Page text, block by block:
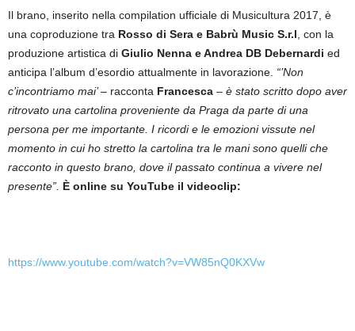
Il brano, inserito nella compilation ufficiale di Musicultura 2017, è
una coproduzione tra Rosso di Sera e Babrù Music S.r.l , con la
produzione artistica di Giulio Nenna e Andrea DB Debernardi ed
anticipa l’album d’esordio attualmente in lavorazione. “’Non
c’incontriamo mai’– racconta Francesca – è stato scritto dopo aver
ritrovato una cartolina proveniente da Praga da parte di una
persona per me importante. I ricordi e le emozioni vissute nel
momento in cui ho stretto la cartolina tra le mani sono quelli che
racconto in questo brano, dove il passato continua a vivere nel
presente”. È online su YouTube il videoclip:
https://www.youtube.com/watch?v=VW85nQ0KXVw